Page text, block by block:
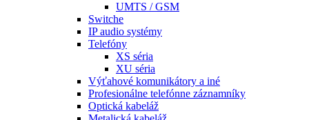
UMTS / GSM
Switche
IP audio systémy
Telefóny
XS séria
XU séria
Výťahové komunikátory a iné
Profesionálne telefónne záznamníky
Optická kabeláž